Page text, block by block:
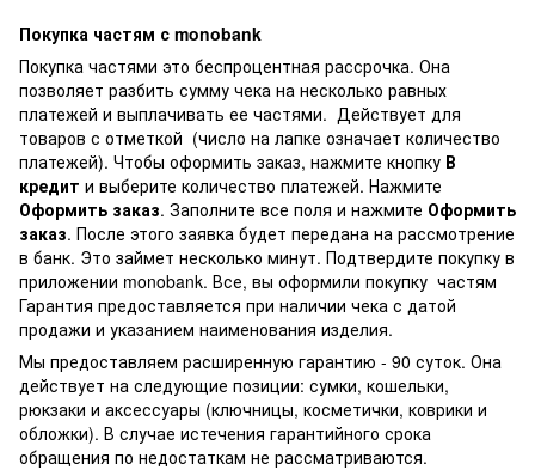
Покупка частям с monobank
Покупка частями это беспроцентная рассрочка. Она
позволяет разбить сумму чека на несколько равных
платежей и выплачивать ее частями. Действует для
товаров с отметкой (число на лапке означает количество
платежей). Чтобы оформить заказ, нажмите кнопку В
кредит и выберите количество платежей. Нажмите
Оформить заказ. Заполните все поля и нажмите Оформить
заказ. После этого заявка будет передана на рассмотрение
в банк. Это займет несколько минут. Подтвердите покупку в
приложении monobank. Все, вы оформили покупку частям
Гарантия предоставляется при наличии чека с датой
продажи и указанием наименования изделия.
Мы предоставляем расширенную гарантию - 90 суток. Она
действует на следующие позиции: сумки, кошельки,
рюкзаки и аксессуары (ключницы, косметички, коврики и
обложки). В случае истечения гарантийного срока
обращения по недостаткам не рассматриваются.